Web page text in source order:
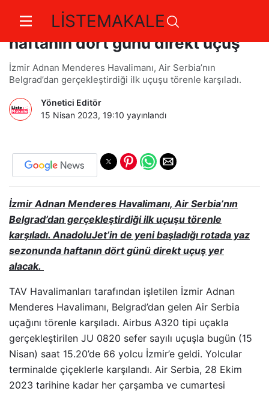
LİSTEMAKALE
İzmir ve Belgrad arasında
haftanın dört günü direkt uçuş
İzmir Adnan Menderes Havalimanı, Air Serbia’nın
Belgrad’dan gerçekleştirdiği ilk uçuşu törenle karşıladı.
Yönetici Editör
15 Nisan 2023, 19:10 yayınlandı
İzmir Adnan Menderes Havalimanı, Air Serbia’nın
Belgrad’dan gerçekleştirdiği ilk uçuşu törenle
karşıladı. AnadoluJet’in de yeni başladığı rotada yaz
sezonunda haftanın dört günü direkt uçuş yer
alacak.
TAV Havalimanları tarafından işletilen İzmir Adnan
Menderes Havalimanı, Belgrad’dan gelen Air Serbia
uçağını törenle karşıladı. Airbus A320 tipi uçakla
gerçekleştirilen JU 0820 sefer sayılı uçuşla bugün (15
Nisan) saat 15.20’de 66 yolcu İzmir’e geldi. Yolcular
terminalde çiçeklerle karşılandı. Air Serbia, 28 Ekim
2023 tarihine kadar her çarşamba ve cumartesi